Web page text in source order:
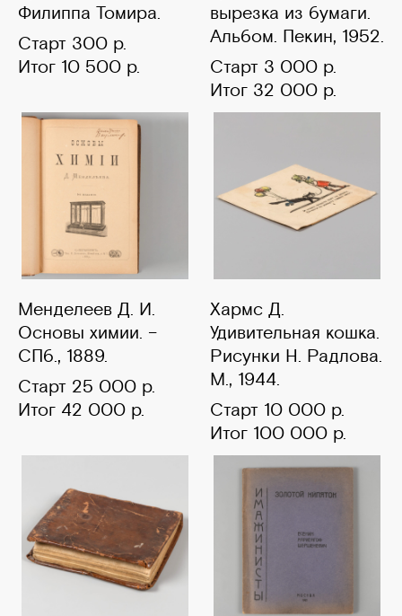
Филиппа Томира.
Старт 300 р.
Итог 10 500 р.
вырезка из бумаги.
Альбом. Пекин, 1952.
Старт 3 000 р.
Итог 32 000 р.
Менделеев Д. И.
Основы химии. –
СПб., 1889.
Старт 25 000 р.
Итог 42 000 р.
Хармс Д.
Удивительная кошка.
Рисунки Н. Радлова.
М., 1944.
Старт 10 000 р.
Итог 100 000 р.